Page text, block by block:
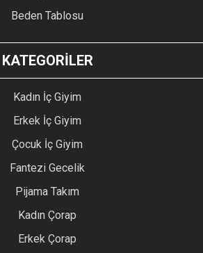
Beden Tablosu
KATEGORİLER
Kadın İç Giyim
Erkek İç Giyim
Çocuk İç Giyim
Fantezi Gecelik
Pijama Takım
Kadın Çorap
Erkek Çorap